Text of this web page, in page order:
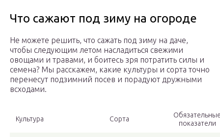
Что сажают под зиму на огороде
Не можете решить, что сажать под зиму на даче,
чтобы следующим летом насладиться свежими
овощами и травами, и боитесь зря потратить силы и
семена? Мы расскажем, какие культуры и сорта точно
перенесут подзимний посев и порадуют дружными
всходами.
Культура Сорта
показатели